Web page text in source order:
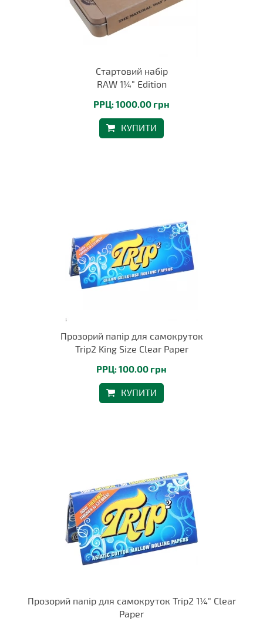
Стартовий набір
RAW 1¼" Edition
РРЦ: 1000.00 грн
КУПИТИ
Прозорий папір для самокруток
Trip2 King Size Clear Paper
РРЦ: 100.00 грн
КУПИТИ
Прозорий папір для самокруток Trip2 1¼" Clear
Paper